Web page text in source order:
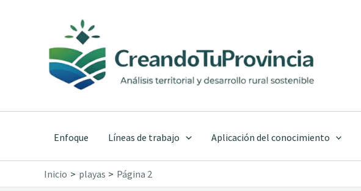
contenido
Enfoque Líneas de trabajo Aplicación del conocimiento
Inicio playas Página 2